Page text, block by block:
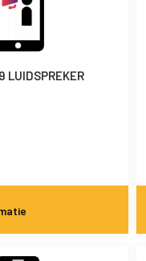
LUIDSPREKER